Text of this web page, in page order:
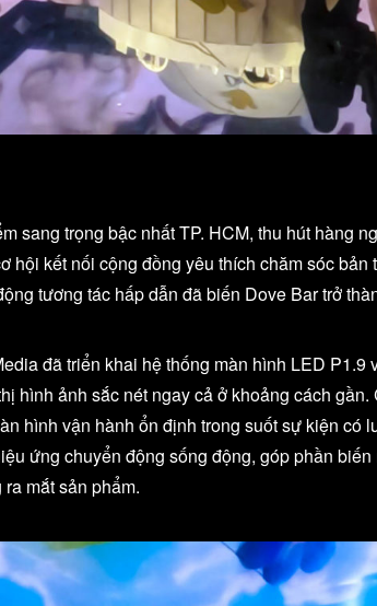
sang trọng bậc nhất TP. HCM, thu hút hàng
hội kết nối cộng đồng yêu thích chăm sóc
tương tác hấp dẫn đã biến Dove Bar trở
đã triển khai hệ thống màn hình LED
hình ảnh sắc nét ngay cả ở khoảng cách
hình vận hành ổn định trong suốt sự kiện
ứng chuyển động sống động, góp phần
mắt sản phẩm.